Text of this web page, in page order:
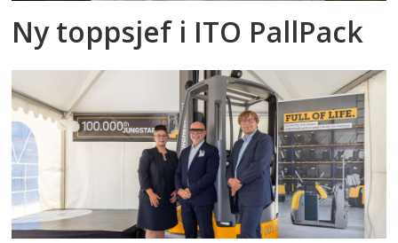
Ny toppsjef i ITO PallPack